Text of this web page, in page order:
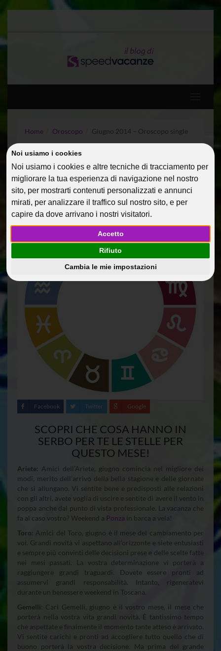
Noi usiamo i cookies
Noi usiamo i cookies e altre tecniche di tracciamento per
migliorare la tua esperienza di navigazione nel nostro
sito, per mostrarti contenuti personalizzati e annunci
mirati, per analizzare il traffico sul nostro sito, e per
capire da dove arrivano i nostri visitatori.
Accetto
Rifiuto
Cambia le mie impostazioni
Home Oroscopo Giugno 2014 – Oroscopo single
GIUGNO 2014 –
OROSCOPO SINGLE
01 Giu 2014 Oroscopo AlessandraC
Facebook Twitter Google
SCOPRI CHE COSA HANNO IN
SERBO PER TE LE STELLE PER
QUESTO MESE!
Ariete: Amici dell’Ariete, giugno comincia nel migliore dei
modi, merito dell’arrivo della bella stagione e delle giornate
che si allungano. Vi sentite bene e predisposti alle relazioni
con gli altri, avete voglia di uscire e sentite di avere il vento in
poppa anche dal punto di vista professionale. La vacanza che
fa al caso vostro? Weekend a Ponza in barca a vela!
Toro: Amici del Toro, giugno è il mese del cambiamento per
voi. Grandi novità vi aspettano all’orizzonte e siete entusiasti
e sempre più convinti delle decisioni prese e delle scelte fatte
nei mesi passati. La vostra determinazione vi porterà a
raggiungere grandi traguardi. Dovete essere pronti ad
assumervi grandi responsabilità. Intanto, rigeneratevi
durante un benessere weekend in Toscana.
Gemelli: Cari Gemelli, giugno è il vostro mese, il mese che
porterà nella vostra vita grandi novità. È tantissimo tempo
che aspettate e finalmente il momento tante atteso è arrivato.
Vi sentite carichi e pronti ad accogliere tutto quello che di
buono porterà la vostra decisione. Ma prima del grande